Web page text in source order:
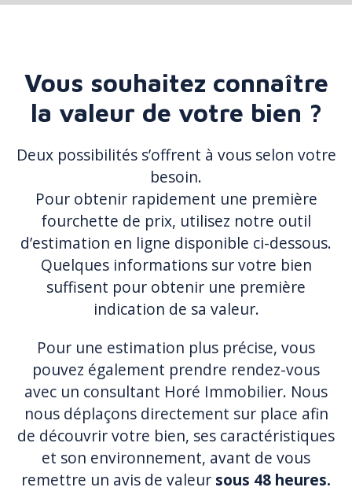
Vous souhaitez connaître
la valeur de votre bien ?
Deux possibilités s’offrent à vous selon votre
besoin.
Pour obtenir rapidement une première
fourchette de prix, utilisez notre outil
d’estimation en ligne disponible ci-dessous.
Quelques informations sur votre bien
suffisent pour obtenir une première
indication de sa valeur.
Pour une estimation plus précise, vous
pouvez également prendre rendez-vous
avec un consultant Horé Immobilier. Nous
nous déplaçons directement sur place afin
de découvrir votre bien, ses caractéristiques
et son environnement, avant de vous
remettre un avis de valeur sous 48 heures.